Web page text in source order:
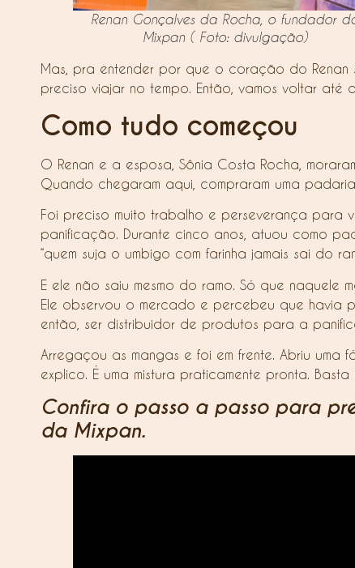
Renan Gonçalves da Rocha, o fundador
Mixpan ( Foto: divulgação)
Mas, pra entender por que o coração do
preciso viajar no tempo. Então, vamos voltar
Como tudo começou
O Renan e a esposa, Sônia Costa Rocha,
Quando chegaram aqui, compraram uma padaria.
Foi preciso muito trabalho e perseverança
panificação. Durante cinco anos, atuou como
“quem suja o umbigo com farinha jamais sai do
E ele não saiu mesmo do ramo. Só que naquele
Ele observou o mercado e percebeu que havia
então, ser distribuidor de produtos para a
Arregaçou as mangas e foi em frente. Abriu
explico. É uma mistura praticamente pronta.
Confira o passo a passo para
da Mixpan.